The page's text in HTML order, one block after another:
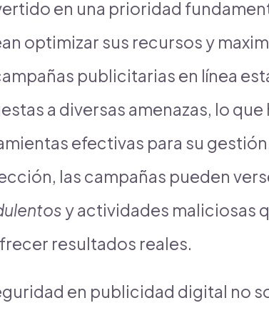
en una prioridad
optimizar sus recursos y
publicitarias en línea
a diversas amenazas, lo
efectivas para su
las campañas pueden
y actividades maliciosas
resultados reales.
en publicidad digital no